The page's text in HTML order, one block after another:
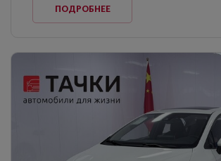
ПОДРОБНЕЕ